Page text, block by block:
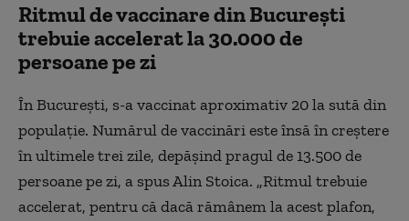
Ritmul de vaccinare din București
trebuie accelerat la 30.000 de
persoane pe zi
În București, s-a vaccinat aproximativ 20 la sută din
populație. Numărul de vaccinări este însă în creștere
în ultimele trei zile, depășind pragul de 13.500 de
persoane pe zi, a spus Alin Stoica. „Ritmul trebuie
accelerat, pentru că dacă rămânem la acest plafon,